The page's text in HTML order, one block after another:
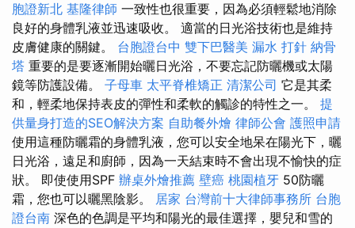
胞證新北 基隆律師 一致性也很重要，因為必須輕鬆地消除
良好的身體乳液並迅速吸收。 適當的日光浴技術也是維持
皮膚健康的關鍵。 台胞證台中 雙下巴醫美 漏水 打針 納骨
塔 重要的是要逐漸開始曬日光浴，不要忘記防曬機或太陽
鏡等防護設備。 子母車 太平脊椎矯正 清潔公司 它是其柔
和，輕柔地保持表皮的彈性和柔軟的觸診的特性之一。 提
供量身打造的SEO解決方案 自助餐外燴 律師公會 護照申請
使用這種防曬霜的身體乳液，您可以安全地呆在陽光下，曬
日光浴，遠足和廚師，因為一天結束時不會出現不愉快的症
狀。 即使使用SPF 辦桌外燴推薦 壁癌 桃園植牙 50防曬
霜，您也可以曬黑陰影。 居家 台灣前十大律師事務所 台胞
證台南 深色的色調是平均和陽光的最佳選擇，嬰兒和雪的